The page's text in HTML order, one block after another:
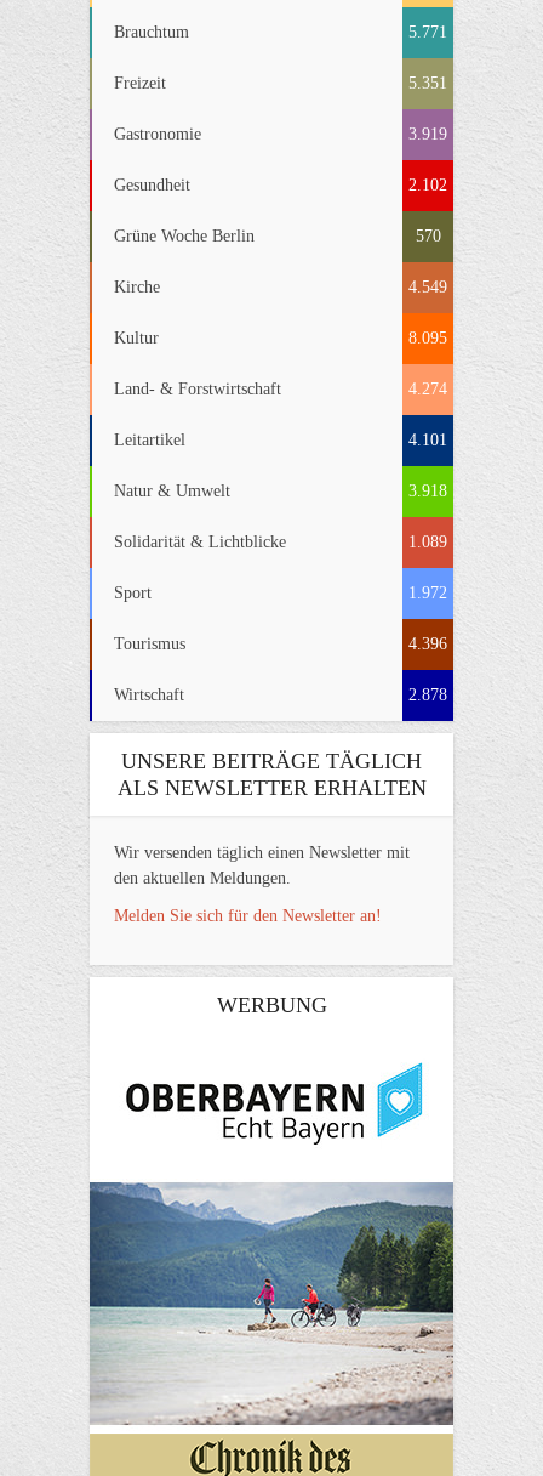
Brauchtum 5.771
Freizeit 5.351
Gastronomie 3.919
Gesundheit 2.102
Grüne Woche Berlin 570
Kirche 4.549
Kultur 8.095
Land- & Forstwirtschaft 4.274
Leitartikel 4.101
Natur & Umwelt 3.918
Solidarität & Lichtblicke 1.089
Sport 1.972
Tourismus 4.396
Wirtschaft 2.878
UNSERE BEITRÄGE TÄGLICH
ALS NEWSLETTER ERHALTEN
Wir versenden täglich einen Newsletter mit
den aktuellen Meldungen.
Melden Sie sich für den Newsletter an!
WERBUNG